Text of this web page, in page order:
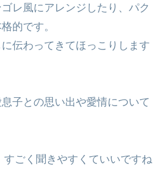
レ風にアレンジしたり、パク
的です。
伝わってきてほっこりします
子との思い出や愛情について
ごく聞きやすくていいですね